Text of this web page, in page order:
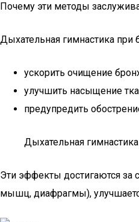
Почему эти методы
Дыхательная гимнастика при
ускорить очищение
улучшить насыщение
предупредить
Дыхательная
Эти эффекты достигаются за
мышц, диафрагмы),